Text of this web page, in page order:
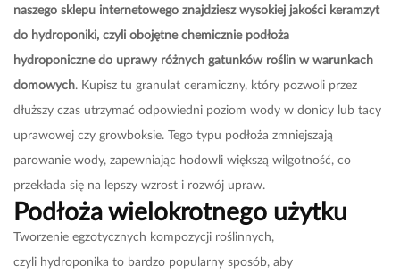
naszego sklepu internetowego znajdziesz wysokiej jakości keramzyt
do hydroponiki, czyli obojętne chemicznie podłoża
hydroponicznedo uprawy różnych gatunków roślin w warunkach
domowych. Kupisz tu granulat ceramiczny, który pozwoli przez
dłuższy czas utrzymać odpowiedni poziom wody w donicy lub tacy
uprawowej czy growboksie. Tego typu podłoża zmniejszają
parowanie wody, zapewniając hodowli większą wilgotność, co
przekłada się na lepszy wzrost i rozwój upraw.
Podłoża wielokrotnego użytku
Tworzenie egzotycznych kompozycji roślinnych,
czyli hydroponika to bardzo popularny sposób, aby